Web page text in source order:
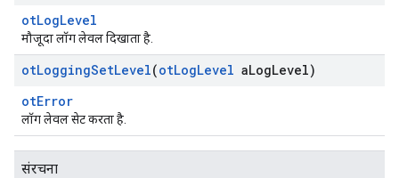
otLogLevel
मौजूदा लॉग लेवल दिखाता है.
otLoggingSetLevel(otLogLevel aLogLevel)
otError
लॉग लेवल सेट करता है.
संरचना